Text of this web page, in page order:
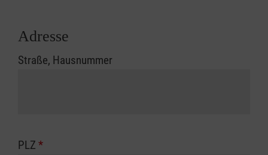
Adresse
Straße, Hausnummer
PLZ *